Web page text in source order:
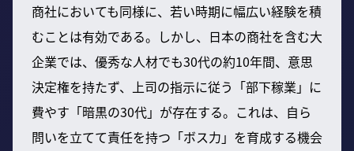
商社においても同様に、若い時期に幅広い経験を積
むことは有効である。しかし、日本の商社を含む大
企業では、優秀な人材でも30代の約10年間、意思
決定権を持たず、上司の指示に従う「部下稼業」に
費やす「暗黒の30代」が存在する。これは、自ら
問いを立てて責任を持つ「ボス力」を育成する機会